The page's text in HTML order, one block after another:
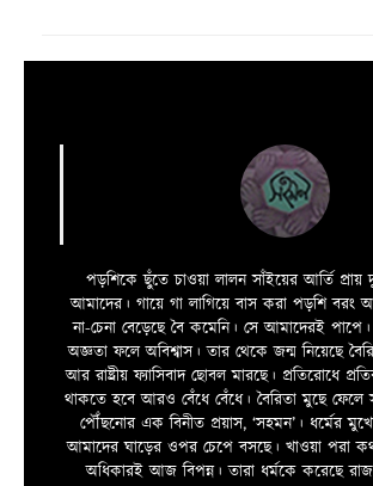
পড়শিকে ছুঁতে চাওয়া লালন সাঁইয়ের আর্তি
আমাদের। গায়ে গা লাগিয়ে বাস করা পড়শি বরং
না-চেনা বেড়েছে বৈ কমেনি। সে আমাদেরই
অজ্ঞতা ফলে অবিশ্বাস। তার থেকে জন্ম নিয়েছে
আর রাষ্ট্রীয় ফ্যাসিবাদ ছোবল মারছে। প্রতিরোধে
থাকতে হবে আরও বেঁধে বেঁধে। বৈরিতা মুছে
পৌঁছনোর এক বিনীত প্রয়াস, ‘সহমন’। ধর্মের
আমাদের ঘাড়ের ওপর চেপে বসছে। খাওয়া পরা
অধিকারই আজ বিপন্ন। তারা ধর্মকে করেছে